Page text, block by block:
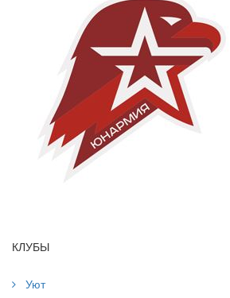
КЛУБЫ
Уют